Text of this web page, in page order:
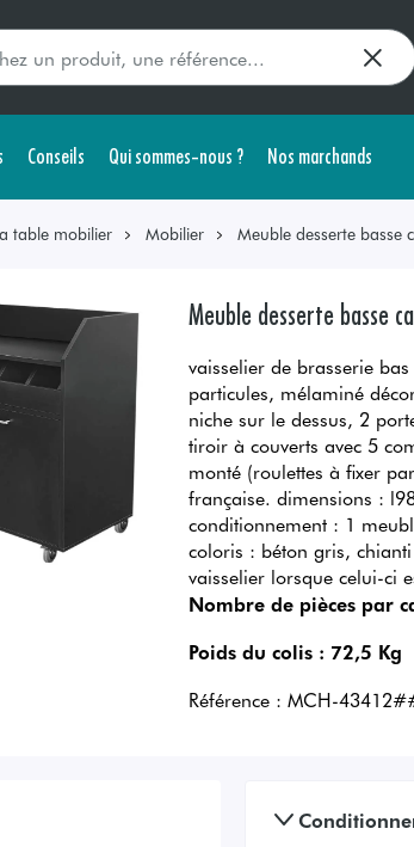
Conseils Qui sommes-nous ? Nos marchands
table mobilier Mobilier Meuble desserte basse
Meuble desserte basse
vaisselier de brasserie
particules, mélaminé
niche sur le dessus, 2
tiroir à couverts avec 5
monté (roulettes à fixer
française. dimensions :
conditionnement : 1
coloris : béton gris,
vaisselier lorsque celui-ci
Nombre de pièces par
Poids du colis : 72,5 Kg
Référence : MCH-